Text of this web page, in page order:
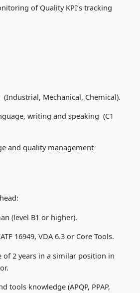
of Quality KPI’s tracking
Mechanical, Chemical).
writing and speaking (C1
and quality management
(level B1 or higher).
16949, VDA 6.3 or Core Tools.
of 2 years in a similar position in
tools knowledge (APQP, PPAP,